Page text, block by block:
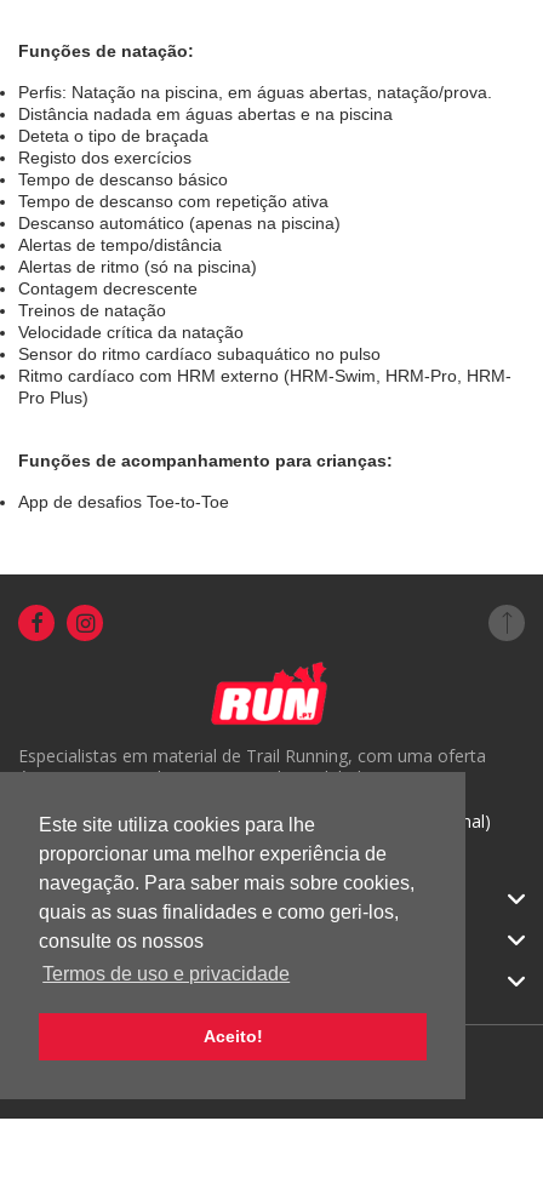
Este site utiliza cookies para lhe
proporcionar uma melhor experiência de
navegação. Para saber mais sobre cookies,
quais as suas finalidades e como geri-los,
consulte os nossos
Termos de uso e privacidade
Aceito!
Funções de natação:
Perfis: Natação na piscina, em águas abertas, natação/prova.
Distância nadada em águas abertas e na piscina
Deteta o tipo de braçada
Registo dos exercícios
Tempo de descanso básico
Tempo de descanso com repetição ativa
Descanso automático (apenas na piscina)
Alertas de tempo/distância
Alertas de ritmo (só na piscina)
Contagem decrescente
Treinos de natação
Velocidade crítica da natação
Sensor do ritmo cardíaco subaquático no pulso
Ritmo cardíaco com HRM externo (HRM-Swim, HRM-Pro, HRM-
Pro Plus)
Funções de acompanhamento para crianças:
App de desafios Toe-to-Toe
Especialistas em material de Trail Running, com uma oferta
única em Portugal e um serviço de qualidade.
( +351) 918816191 (Chamada para rede móvel nacional)
geral@run.pt
CATEGORIAS
APOIO AO CLIENTE
© 2026 RUN |Todos os direitos reservados.